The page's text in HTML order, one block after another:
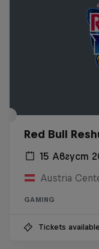
Red Bull
15 Август
Austria
GAMING
Tickets available